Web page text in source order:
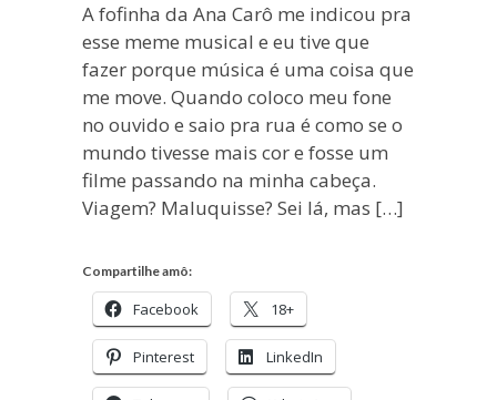
A fofinha da Ana Carô me indicou pra
esse meme musical e eu tive que
fazer porque música é uma coisa que
me move. Quando coloco meu fone
no ouvido e saio pra rua é como se o
mundo tivesse mais cor e fosse um
filme passando na minha cabeça.
Viagem? Maluquisse? Sei lá, mas […]
Compartilhe amô:
Facebook 18+
Pinterest LinkedIn